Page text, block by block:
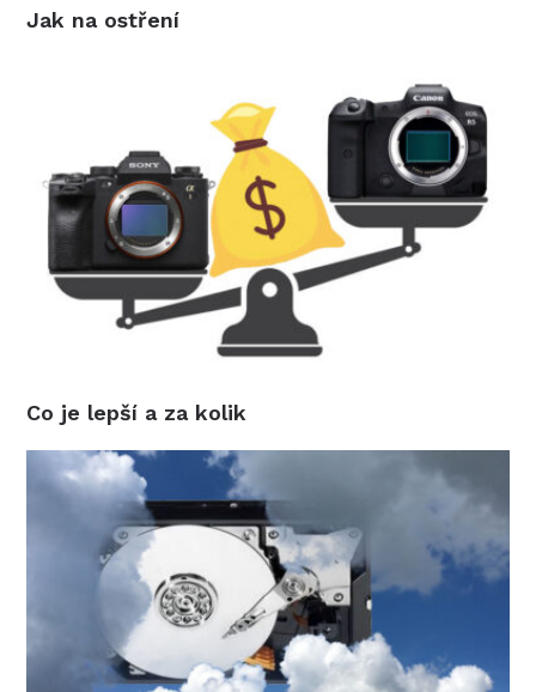
Jak na ostření
Co je lepší a za kolik